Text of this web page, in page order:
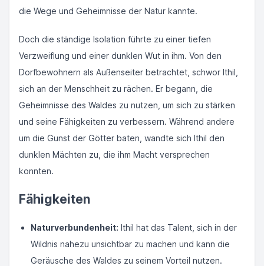
die Wege und Geheimnisse der Natur kannte.
Doch die ständige Isolation führte zu einer tiefen
Verzweiflung und einer dunklen Wut in ihm. Von den
Dorfbewohnern als Außenseiter betrachtet, schwor Ithil,
sich an der Menschheit zu rächen. Er begann, die
Geheimnisse des Waldes zu nutzen, um sich zu stärken
und seine Fähigkeiten zu verbessern. Während andere
um die Gunst der Götter baten, wandte sich Ithil den
dunklen Mächten zu, die ihm Macht versprechen
konnten.
Fähigkeiten
Naturverbundenheit: Ithil hat das Talent, sich in der
Wildnis nahezu unsichtbar zu machen und kann die
Geräusche des Waldes zu seinem Vorteil nutzen.